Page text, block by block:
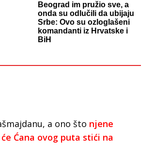
Beograd im pružio sve, a
onda su odlučili da ubijaju
Srbe: Ovo su ozloglašeni
komandanti iz Hrvatske i
BiH
a ono što njene
Ćana ovog puta stići na